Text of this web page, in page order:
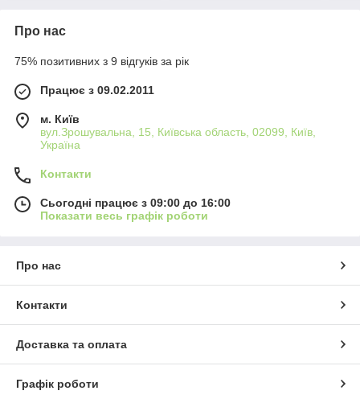
Про нас
75% позитивних з 9 відгуків за рік
Працює з 09.02.2011
м. Київ
вул.Зрошувальна, 15, Київська область, 02099, Київ,
Україна
Контакти
Сьогодні працює з 09:00 до 16:00
Показати весь графік роботи
Про нас
Контакти
Доставка та оплата
Графік роботи